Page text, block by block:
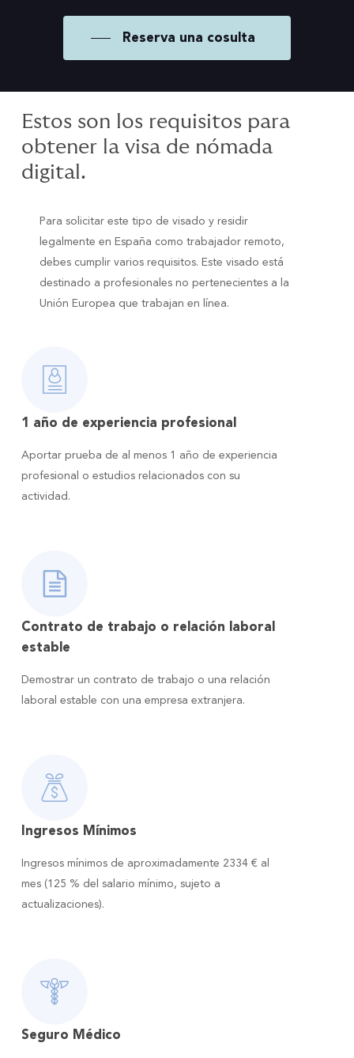
Reserva una cosulta
Estos son los requisitos para
obtener la visa de nómada
digital.
Para solicitar este tipo de visado y residir
legalmente en España como trabajador remoto,
debes cumplir varios requisitos. Este visado está
destinado a profesionales no pertenecientes a la
Unión Europea que trabajan en línea.
1 año de experiencia profesional
Aportar prueba de al menos 1 año de experiencia
profesional o estudios relacionados con su
actividad.
Contrato de trabajo o relación laboral
estable
Demostrar un contrato de trabajo o una relación
laboral estable con una empresa extranjera.
Ingresos Mínimos
Ingresos mínimos de aproximadamente 2334 € al
mes (125 % del salario mínimo, sujeto a
actualizaciones).
Seguro Médico